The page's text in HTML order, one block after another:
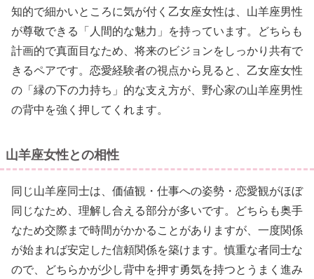
知的で細かいところに気が付く乙女座女性は、山羊座男性
が尊敬できる「人間的な魅力」を持っています。どちらも
計画的で真面目なため、将来のビジョンをしっかり共有で
きるペアです。恋愛経験者の視点から見ると、乙女座女性
の「縁の下の力持ち」的な支え方が、野心家の山羊座男性
の背中を強く押してくれます。
山羊座女性との相性
同じ山羊座同士は、価値観・仕事への姿勢・恋愛観がほぼ
同じなため、理解し合える部分が多いです。どちらも奥手
なため交際まで時間がかかることがありますが、一度関係
が始まれば安定した信頼関係を築けます。慎重な者同士な
ので、どちらかが少し背中を押す勇気を持つとうまく進み